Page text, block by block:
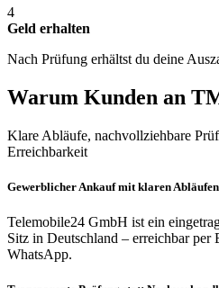
4
Geld erhalten
Nach Prüfung erhältst du deine
Warum Kunden an
Klare Abläufe, nachvollziehbare
Erreichbarkeit
Gewerblicher Ankauf mit klaren Abläufen
Telemobile24 GmbH ist ein
Sitz in Deutschland – erreichbar per
WhatsApp.